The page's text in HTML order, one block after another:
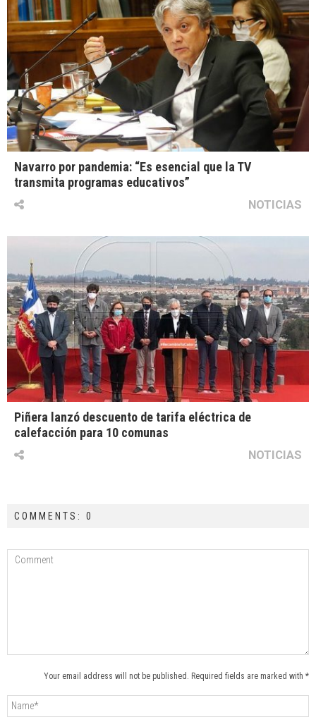
Navarro por pandemia: “Es esencial que la TV
transmita programas educativos”
NOTICIAS
Piñera lanzó descuento de tarifa eléctrica de
calefacción para 10 comunas
NOTICIAS
COMMENTS: 0
Your email address will not be published. Required fields are marked with *